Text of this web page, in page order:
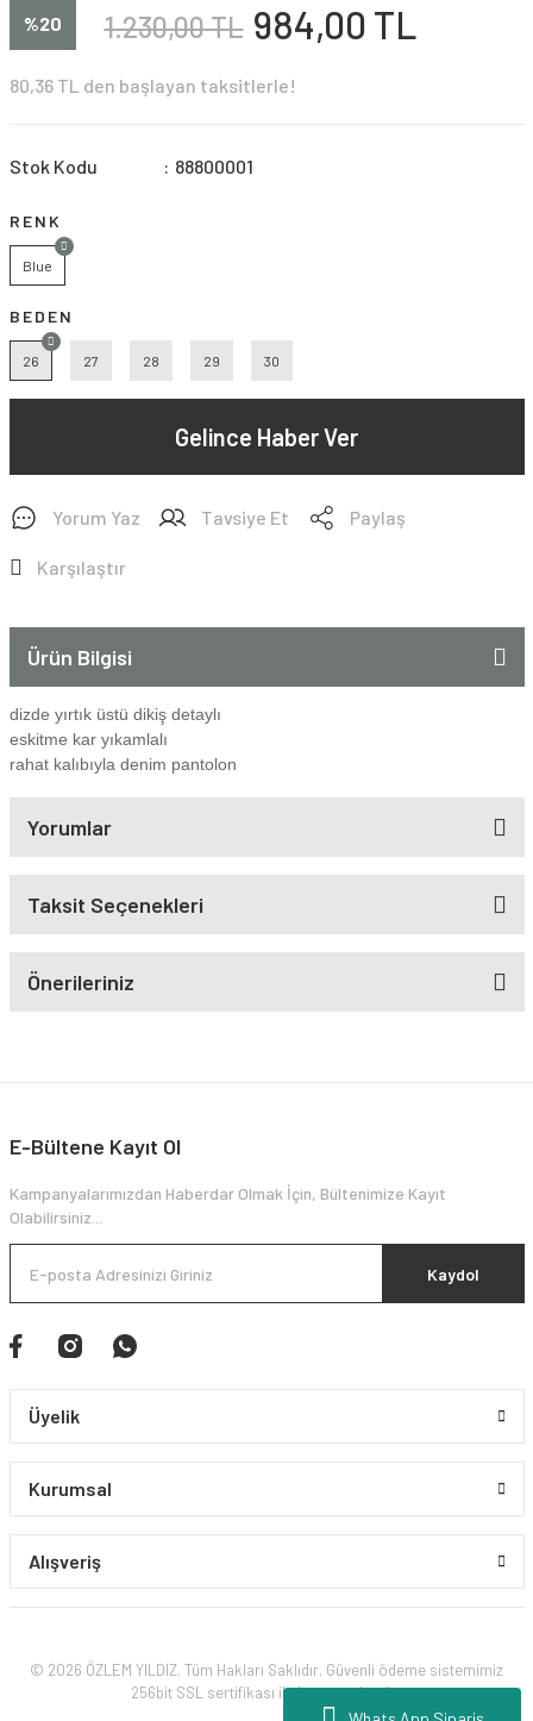
%20 1.230,00 TL 984,00 TL
80,36 TL den başlayan taksitlerle!
Stok Kodu 88800001
RENK
Blue
BEDEN
26 27 28 29 30
Gelince Haber Ver
Yorum Yaz Tavsiye Et Paylaş
Karşılaştır
Ürün Bilgisi
dizde yırtık üstü dikiş detaylı
eskitme kar yıkamlalı
rahat kalıbıyla denim pantolon
Yorumlar
Taksit Seçenekleri
Önerileriniz
E-Bültene Kayıt Ol
Kampanyalarımızdan Haberdar Olmak İçin, Bültenimize Kayıt
Olabilirsiniz...
Kaydol
Üyelik
Kurumsal
Alışveriş
© 2026 ÖZLEM YILDIZ. Tüm Hakları Saklıdır. Güvenli ödeme sistemimiz
256bit SSL sertifikası ile korunmaktadır.